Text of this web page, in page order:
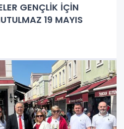
GENÇLİK İÇİN
19 MAYIS